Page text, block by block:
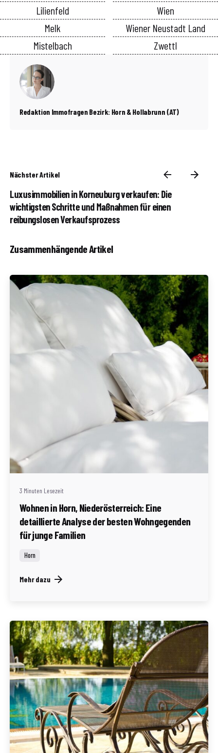
Lilienfeld
Melk
Mistelbach
Wien
Wiener Neustadt Land
Zwettl
Redaktion Immofragen Bezirk: Horn & Hollabrunn (AT)
Nächster Artikel
Luxusimmobilien in Korneuburg verkaufen: Die
wichtigsten Schritte und Maßnahmen für einen
reibungslosen Verkaufsprozess
Zusammenhängende Artikel
Geschrieben von
Redaktion Immofragen Bezirk: Horn & Hollabrunn
3 Minuten Lesezeit
Wohnen in Horn, Niederösterreich: Eine
detaillierte Analyse der besten Wohngegenden
für junge Familien
Horn
Mehr dazu